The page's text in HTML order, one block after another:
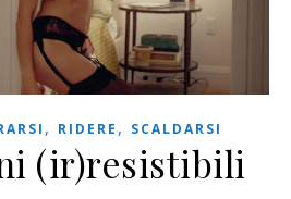
, RIDERE , SCALDARSI
(ir)resistibili